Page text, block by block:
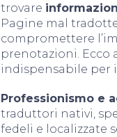
trovare
Pagine mal
compromettere
prenotazioni. Ecco
indispensabile per
Professionismo e
traduttori nativi,
fedeli e localizzate